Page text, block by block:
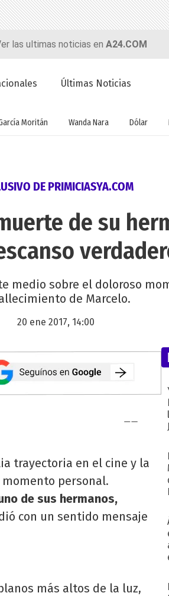
las ultimas noticias en A24.COM
Últimas Noticias
Moritán Wanda Nara Dólar
DE PRIMICIASYA.COM
de su
medio sobre el doloroso
de Marcelo.
20 ene 2017, 14:00
trayectoria en el cine y la
personal.
de sus hermanos,
con un sentido mensaje
más altos de la luz,